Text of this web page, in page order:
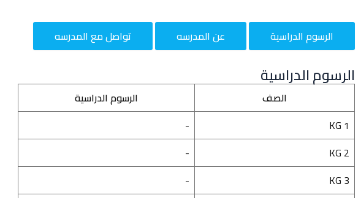
الرسوم الدراسية عن المدرسه تواصل مع المدرسه
الرسوم الدراسية
الصف
الرسوم الدراسية
KG 1
-
KG 2
-
KG 3
-